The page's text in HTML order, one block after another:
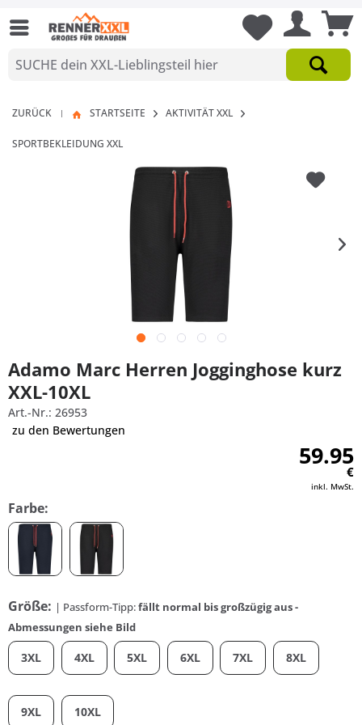
ZURÜCK | STARTSEITE AKTIVITÄT XXL
SPORTBEKLEIDUNG XXL
Adamo Marc Herren Jogginghose kurz
XXL-10XL
Art.-Nr.: 26953
zu den Bewertungen
59.95
€
inkl. MwSt.
Farbe:
Größe: | Passform-Tipp:fällt normal bis großzügig aus -
Abmessungen siehe Bild
3XL 4XL 5XL 6XL 7XL 8XL
9XL 10XL